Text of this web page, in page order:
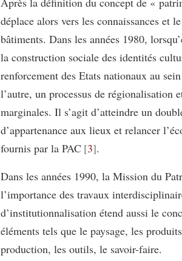
déplace alors vers les connaissances et
bâtiments. Dans les années 1980,
la construction sociale des identités
renforcement des Etats nationaux au
l’autre, un processus de régionalisation
marginales. Il s’agit d’atteindre un
d’appartenance aux lieux et relancer
fournis par la PAC 3 .
Dans les années 1990, la Mission du
l’importance des travaux
d’institutionnalisation étend aussi le
éléments tels que le paysage, les
production, les outils, le savoir-faire.